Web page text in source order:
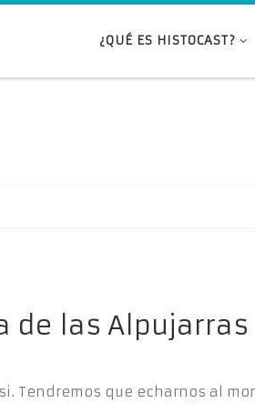
¿QUÉ ES HISTOCAST?
de las Alpujarras
Tendremos que echarnos al